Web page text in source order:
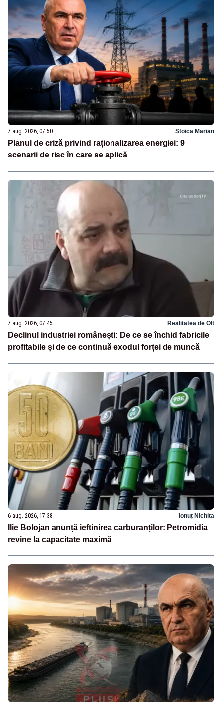
7 aug. 2026, 07:50 Stoica Marian
Planul de criză privind raționalizarea energiei: 9
scenarii de risc în care se aplică
7 aug. 2026, 07:45 Realitatea de Olt
Declinul industriei românești: De ce se închid fabricile
profitabile și de ce continuă exodul forței de muncă
6 aug. 2026, 17:38 Ionuț Nichita
Ilie Bolojan anunță ieftinirea carburanților: Petromidia
revine la capacitate maximă